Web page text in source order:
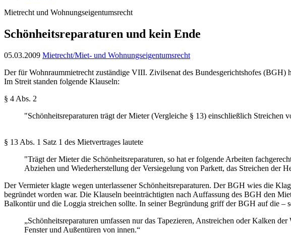
Mietrecht und Wohnungseigentumsrecht
Schönheitsreparaturen und kein Ende
05.03.2009 Mietrecht/Miet- und Wohnungseigentumsrecht
Der für Wohnraummietrecht zuständige VIII. Zivilsenat des Bundesgerichtshofes
Im Streit standen folgende Klauseln:
§ 4 Abs. 2
"Schönheitsreparaturen trägt der Mieter (Vergleiche § 13) einschließlich Streichen
§ 13 Abs. 1 Satz 1 des Mietvertrages lautete
"Trägt der Mieter die Schönheitsreparaturen, so hat er folgende Arbeiten
Abziehen und Wiederherstellung der Versiegelung von Parkett, das Streichen der
Der Vermieter klagte wegen unterlassener Schönheitsreparaturen. Der BGH wies die
begründet worden war. Die Klauseln beeinträchtigten nach Auffassung des BGH den
Balkontür und die Loggia streichen sollte. In seiner Begründung griff der BGH auf die –
„Schönheitsreparaturen umfassen nur das Tapezieren, Anstreichen oder Kalken
Fenster und Außentüren von innen.“